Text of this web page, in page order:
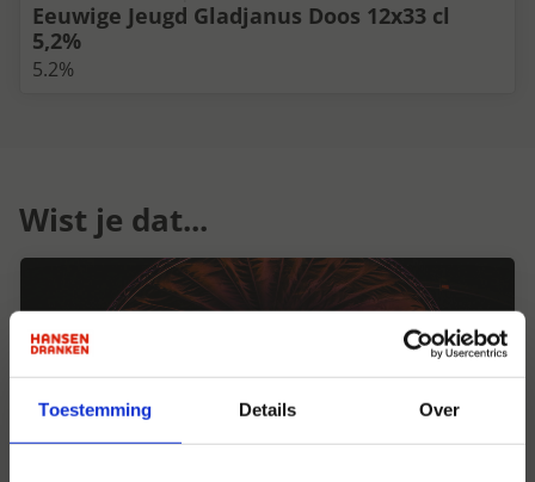
Toestemming Details Over
Eeuwige Jeugd Gladjanus Doos 12x33 cl
5,2%
5.2%
Wist je dat...